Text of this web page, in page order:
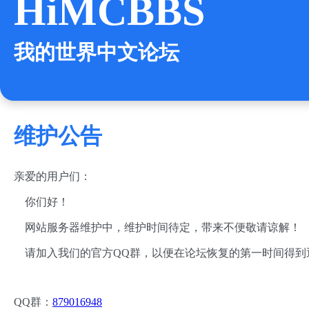
HiMCBBS
我的世界中文论坛
维护公告
亲爱的用户们：
你们好！
网站服务器维护中，维护时间待定，带来不便敬请谅解！
请加入我们的官方QQ群，以便在论坛恢复的第一时间得到
QQ群： 879016948